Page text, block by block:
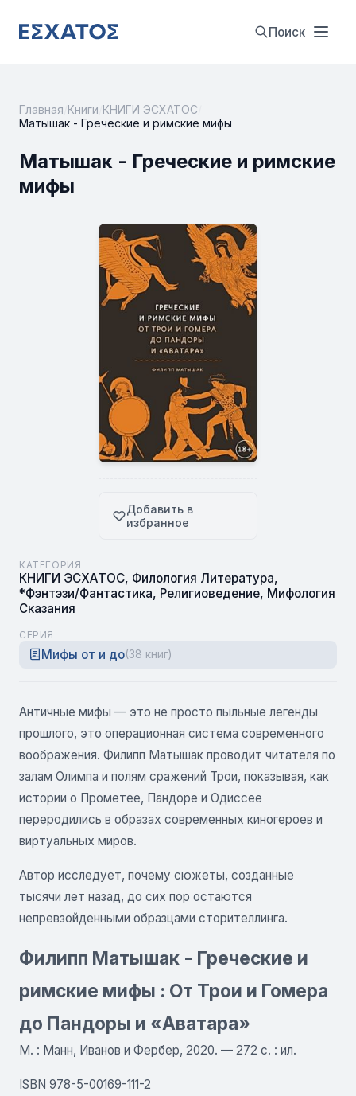
Поиск
Главная Книги КНИГИ ЭСХАТОС
Матышак - Греческие и римские мифы
Матышак - Греческие и римские
мифы
Добавить в
избранное
КАТЕГОРИЯ
КНИГИ ЭСХАТОС, Филология Литература,
*Фэнтэзи/Фантастика, Религиоведение, Мифология
Сказания
СЕРИЯ
Мифы от и до(38 книг)
Античные мифы — это не просто пыльные легенды
прошлого, это операционная система современного
воображения. Филипп Матышак проводит читателя по
залам Олимпа и полям сражений Трои, показывая, как
истории о Прометее, Пандоре и Одиссее
переродились в образах современных киногероев и
виртуальных миров.
Автор исследует, почему сюжеты, созданные
тысячи лет назад, до сих пор остаются
непревзойденными образцами сторителлинга.
Филипп Матышак - Греческие и
римские мифы : От Трои и Гомера
до Пандоры и «Аватара»
М. : Манн, Иванов и Фербер, 2020. — 272 c. : ил.
ISBN 978-5-00169-111-2